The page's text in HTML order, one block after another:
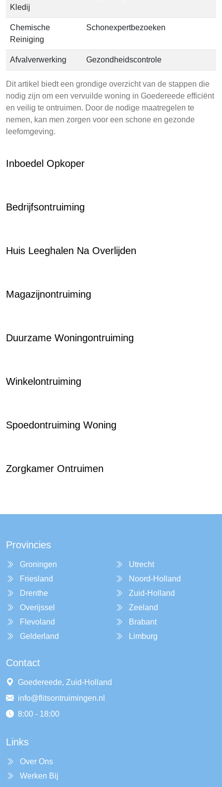
Kledij
Chemische
Reiniging
Schonexpertbezoeken
Afvalverwerking Gezondheidscontrole
Dit artikel biedt een grondige overzicht van de stappen die
nodig zijn om een vervuilde woning in Goedereede efficiënt
en veilig te ontruimen. Door de nodige maatregelen te
nemen, kan men zorgen voor een schone en gezonde
leefomgeving.
Inboedel Opkoper
Bedrijfsontruiming
Huis Leeghalen Na Overlijden
Magazijnontruiming
Duurzame Woningontruiming
Winkelontruiming
Spoedontruiming Woning
Zorgkamer Ontruimen
Provincies
Groningen
Friesland
Drenthe
Overijssel
Flevoland
Gelderland
Utrecht
Noord-Holland
Zuid-Holland
Zeeland
Brabant
Limburg
Contact
Goedereede, Zuid-Holland
info@flitsontruimingen.nl
8:00 - 18:00
Links
Over Ons
Werken Bij